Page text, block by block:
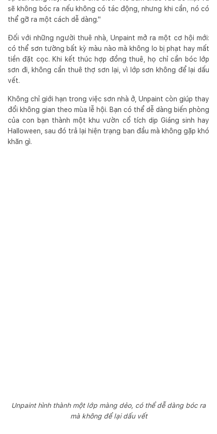
sẽ không bóc ra nếu không có tác động, nhưng khi cần, nó có
thể gỡ ra một cách dễ dàng."
Đối với những người thuê nhà, Unpaint mở ra một cơ hội mới:
có thể sơn tường bất kỳ màu nào mà không lo bị phạt hay mất
tiền đặt cọc. Khi kết thúc hợp đồng thuê, họ chỉ cần bóc lớp
sơn đi, không cần thuê thợ sơn lại, vì lớp sơn không để lại dấu
vết.
Không chỉ giới hạn trong việc sơn nhà ở, Unpaint còn giúp thay
đổi không gian theo mùa lễ hội. Bạn có thể dễ dàng biến phòng
của con bạn thành một khu vườn cổ tích dịp Giáng sinh hay
Halloween, sau đó trả lại hiện trạng ban đầu mà không gặp khó
khăn gì.
Unpaint hình thành một lớp màng dẻo, có thể dễ dàng bóc ra
mà không để lại dấu vết